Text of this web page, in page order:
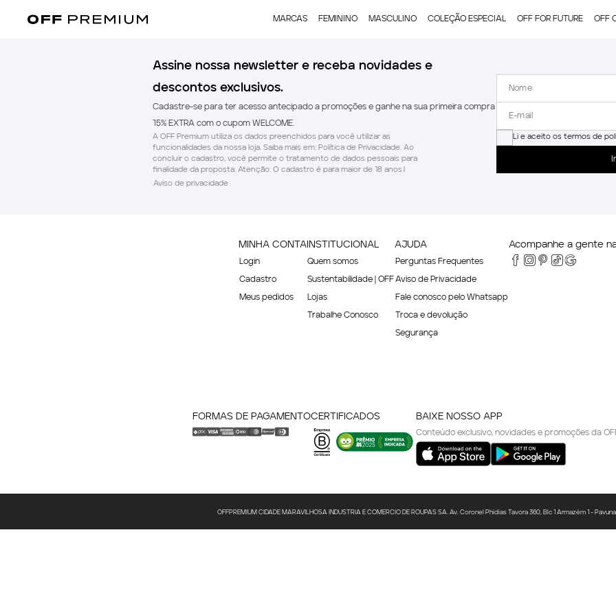
MARCAS FEMININO MASCULINO COLEÇÃO ESPECIAL OFF FOR FUTURE OFF
Assine nossa newsletter e receba novidades e
descontos exclusivos.
Cadastre-se para ter acesso antecipado a promoções e ganhe na sua primeira compra
15% EXTRA com o cupom WELCOME.
A OFF Premium utiliza os dados preenchidos para você utilizar as
funcionalidades da nossa loja. Saiba mais em: Política de Privacidade. Ao
concluir o cadastro, você permite o tratamento de dados pessoais para
finalidade da proposta. Atenção: O cadastro é para maior de 18 anos.l
Aviso de privacidade
Li e aceito os termos de
MINHA CONTA
Login
Cadastro
Meus pedidos
INSTITUCIONAL
Quem somos
Sustentabilidade | OFF
Lojas
Trabalhe Conosco
AJUDA
Perguntas Frequentes
Aviso de Privacidade
Fale conosco pelo Whatsapp
Troca e devolução
Segurança
Acompanhe a gente
FORMAS DE PAGAMENTOCERTIFICADOS BAIXE NOSSO APP
Conteúdo exclusivo, novidades e promoções da
OFFPREMIUM CIDADE MARAVILHOSA INDUSTRIA E COMERCIO DE ROUPAS SA. Av. Coronel Phidias Tavora 360, Blc 1 Armazém 1 -